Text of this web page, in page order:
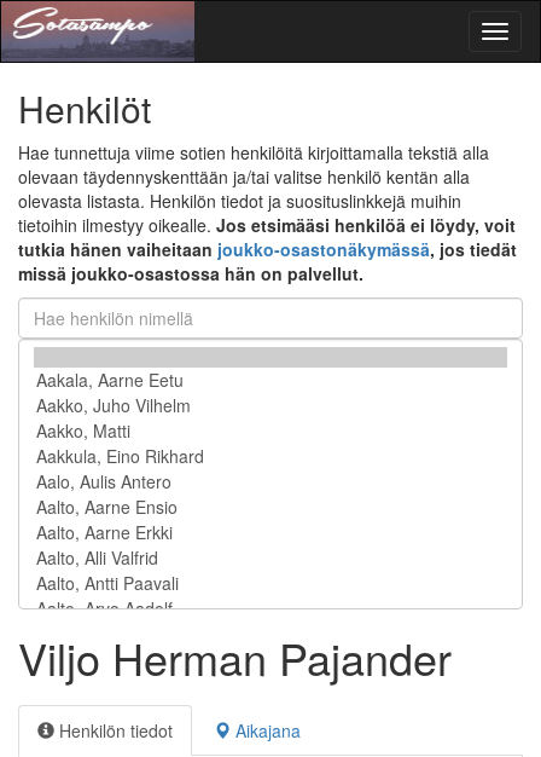
Henkilöt
Hae tunnettuja viime sotien henkilöitä kirjoittamalla tekstiä alla
olevaan täydennyskenttään ja/tai valitse henkilö kentän alla
olevasta listasta. Henkilön tiedot ja suosituslinkkejä muihin
tietoihin ilmestyy oikealle. Jos etsimääsi henkilöä ei löydy, voit
tutkia hänen vaiheitaan joukko-osastonäkymässä, jos tiedät
missä joukko-osastossa hän on palvellut.
Viljo Herman Pajander
Henkilön tiedot Aikajana